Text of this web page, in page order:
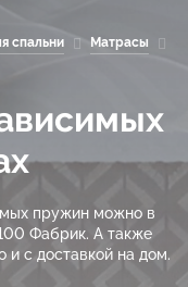
спальни Матрасы
пружин можно в
Фабрик. А также
и с доставкой на дом.